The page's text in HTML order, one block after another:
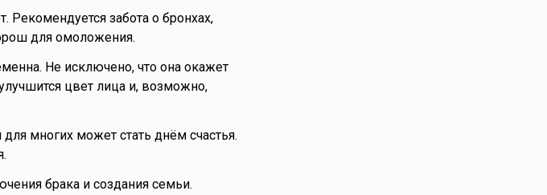
забота о бронхах,
для омоложения.
Не исключено, что она окажет
цвет лица и, возможно,
многих может стать днём счастья.
брака и создания семьи.